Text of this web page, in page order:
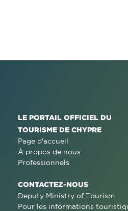
LE PORTAIL OFFICIEL DU
TOURISME DE CHYPRE
Page d'accueil
À propos de nous
Professionnels
CONTACTEZ-NOUS
Deputy Ministry of Tourism
Pour les informations